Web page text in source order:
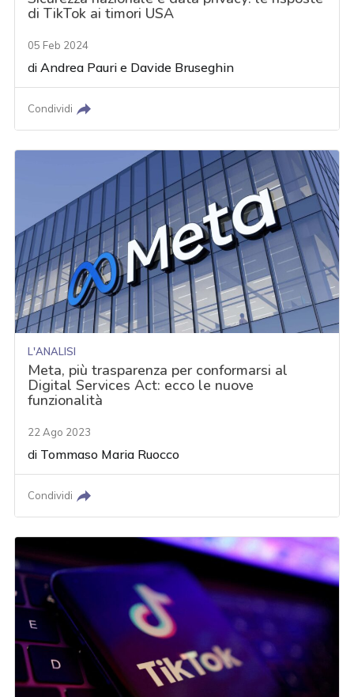
di TikTok ai timori USA
05 Feb 2024
diAndrea Pauri e Davide Bruseghin
Condividi
L'ANALISI
Meta, più trasparenza per conformarsi al
Digital Services Act: ecco le nuove
funzionalità
22 Ago 2023
di Tommaso Maria Ruocco
Condividi